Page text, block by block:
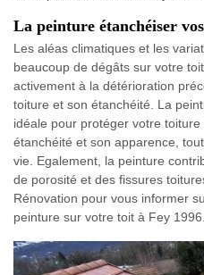
La peinture étanchéiser
Les aléas climatiques et les
beaucoup de dégâts sur votre
activement à la détérioration
toiture et son étanchéité. La
idéale pour protéger votre
étanchéité et son apparence,
vie. Egalement, la peinture
de porosité et des fissures
Rénovation pour vous informer
peinture sur votre toit à Fey 1996.